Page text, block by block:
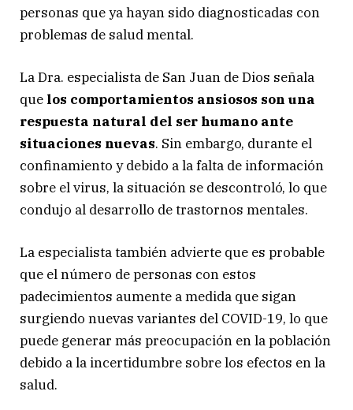
personas que ya hayan sido diagnosticadas con
problemas de salud mental.
La Dra. especialista de San Juan de Dios señala
que los comportamientos ansiosos son una
respuesta natural del ser humano ante
situaciones nuevas. Sin embargo, durante el
confinamiento y debido a la falta de información
sobre el virus, la situación se descontroló, lo que
condujo al desarrollo de trastornos mentales.
La especialista también advierte que es probable
que el número de personas con estos
padecimientos aumente a medida que sigan
surgiendo nuevas variantes del COVID-19, lo que
puede generar más preocupación en la población
debido a la incertidumbre sobre los efectos en la
salud.